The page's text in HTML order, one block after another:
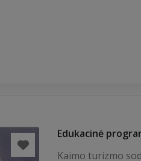
Edukacinė
Kaimo turizmo